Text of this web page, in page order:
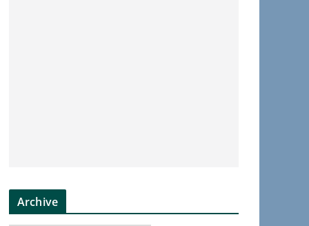
Archive